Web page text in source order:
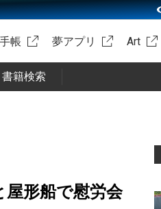
帳 夢アプリ Art
書籍検索
屋形船で慰労会